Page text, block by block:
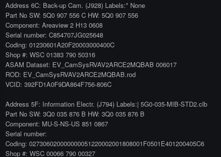
Address 6C: Back-up Cam. (J928) Labels:* None
Part No SW: 5Q0 907 556 C HW: 5Q0 907 556
Component: Areaview 2 H13 0608
Serial number: C854707JG025648
Coding: 01230601A20F20003000400C
Shop #: WSC 01383 790 50316
ASAM Dataset: EV_CamSysRVAV2ARCE2MQBAB 006017
ROD: EV_CamSysRVAV2ARCE2MQBAB.rod
VCID: 392FD1A0F9DA864F756-806C
Address 5F: Information Electr. (J794) Labels:| 5G0-035-MIB-STD2.clb
Part No SW: 3Q0 035 876 B HW: 3Q0 035 876 B
Component: MU-S-NS-US 851 0867
Serial number:
Coding: 027306020000000051220002001808001F0501E401200405C6
Shop #: WSC 00066 790 00327